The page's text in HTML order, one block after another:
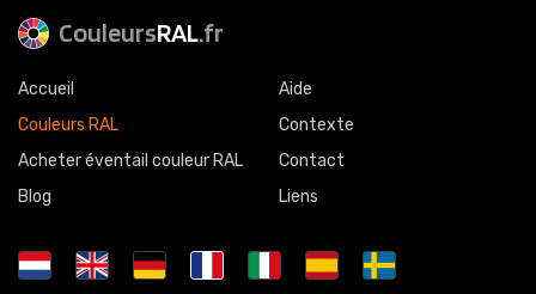
CouleursRAL.fr
Accueil
Couleurs RAL
Acheter éventail couleur RAL
Blog
Aide
Contexte
Contact
Liens